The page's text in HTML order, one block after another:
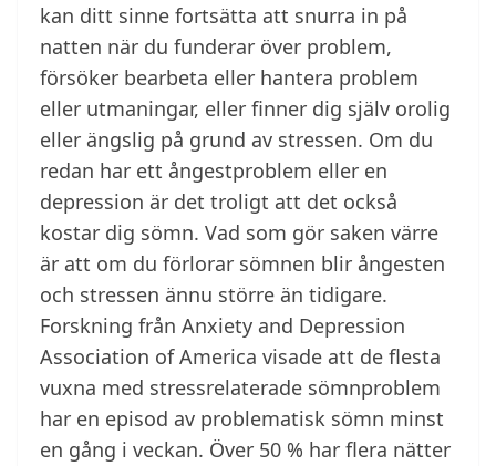
kan ditt sinne fortsätta att snurra in på
natten när du funderar över problem,
försöker bearbeta eller hantera problem
eller utmaningar, eller finner dig själv orolig
eller ängslig på grund av stressen. Om du
redan har ett ångestproblem eller en
depression är det troligt att det också
kostar dig sömn. Vad som gör saken värre
är att om du förlorar sömnen blir ångesten
och stressen ännu större än tidigare.
Forskning från Anxiety and Depression
Association of America visade att de flesta
vuxna med stressrelaterade sömnproblem
har en episod av problematisk sömn minst
en gång i veckan. Över 50 % har flera nätter